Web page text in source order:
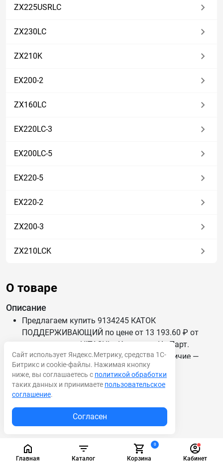
Главная Каталог
0
Корзина Кабинет
ZX225USRLC
ZX230LC
ZX210K
EX200-2
ZX160LC
EX220LC-3
EX200LC-5
EX220-5
EX220-2
ZX200-3
ZX210LCK
О товаре
Описание
Предлагаем купить 9134245 КАТОК
ПОДДЕРЖИВАЮЩИЙ по цене от 13 193.60 ₽ от
производителя HITACHI в Компании ИмПарт.
Мы каждый день обновляем цены и наличие —
данные актуальны.
Доставим 9134245 КАТОК ПОДДЕРЖИВАЮЩИЙ по
России и СНГ.
Развернуть описание
Характеристики
Вопросы и ответы
Сайт использует Яндекс.Метрику, средства 1С-
Битрикс и cookie-файлы. Нажимая кнопку
ниже, вы соглашаетесь с политикой обработки
таких данных и принимаете пользовательское
соглашение.
Согласен